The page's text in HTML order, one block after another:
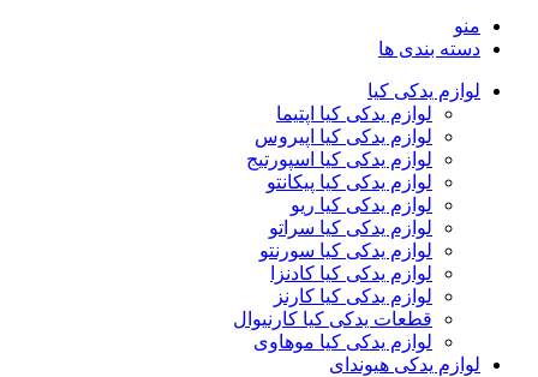
منو
دسته بندی ها
لوازم یدکی کیا
لوازم یدکی کیا اپتیما
لوازم یدکی کیا اپیروس
لوازم یدکی کیا اسپورتیج
لوازم یدکی کیا پیکانتو
لوازم یدکی کیا ریو
لوازم یدکی کیا سراتو
لوازم یدکی کیا سورنتو
لوازم یدکی کیا کادنزا
لوازم یدکی کیا کارنز
قطعات یدکی کیا کارنیوال
لوازم یدکی کیا موهاوی
لوازم یدکی هیوندای